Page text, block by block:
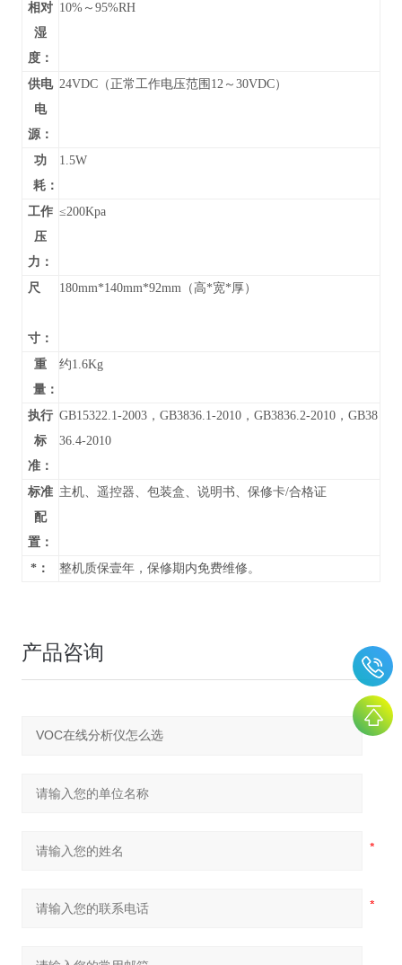
相对
湿
度：
10%～95%RH
供电
电
源：
24VDC（正常工作电压范围12～30VDC）
功
耗：
1.5W
工作
压
力：
≤200Kpa
尺
寸：
180mm*140mm*92mm（高*宽*厚）
重
量：
约1.6Kg
执行
标
准：
GB15322.1-2003，GB3836.1-2010，GB3836.2-2010，GB38
36.4-2010
标准
配
置：
主机、遥控器、包装盒、说明书、保修卡/合格证
*： 整机质保壹年，保修期内免费维修。
产品咨询